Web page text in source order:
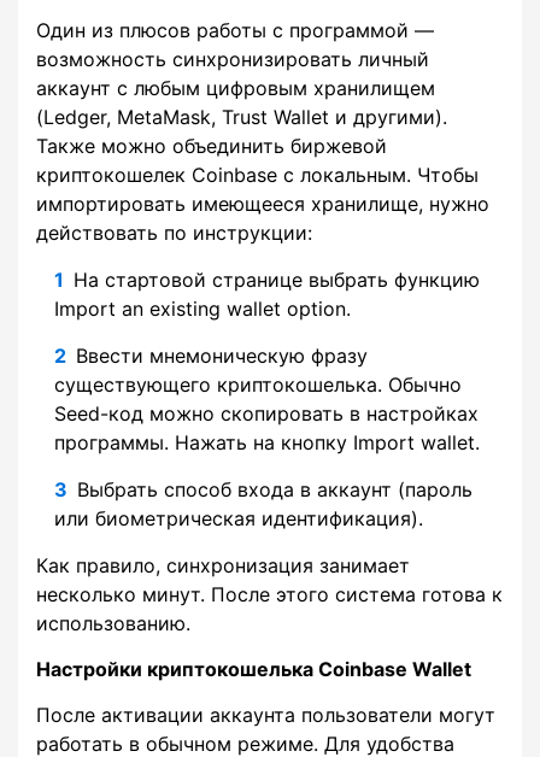
Один из плюсов работы с программой —
возможность синхронизировать личный
аккаунт с любым цифровым хранилищем
(Ledger, MetaMask, Trust Wallet и другими).
Также можно объединить биржевой
криптокошелек Coinbase с локальным. Чтобы
импортировать имеющееся хранилище, нужно
действовать по инструкции:
На стартовой странице выбрать функцию
Import an existing wallet option.
Ввести мнемоническую фразу
существующего криптокошелька. Обычно
Seed-код можно скопировать в настройках
программы. Нажать на кнопку Import wallet.
Выбрать способ входа в аккаунт (пароль
или биометрическая идентификация).
Как правило, синхронизация занимает
несколько минут. После этого система готова к
использованию.
Настройки криптокошелька Coinbase Wallet
После активации аккаунта пользователи могут
работать в обычном режиме. Для удобства